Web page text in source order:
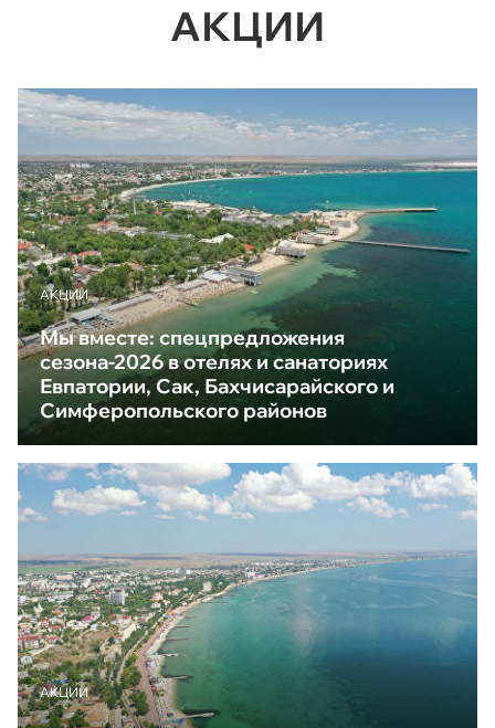
АКЦИИ
АКЦИИ
Мы вместе: спецпредложения
сезона-2026 в отелях и санаториях
Евпатории, Сак, Бахчисарайского и
Симферопольского районов
АКЦИИ